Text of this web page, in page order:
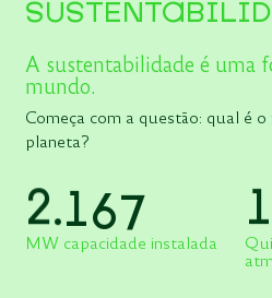
A sustentabilidade é uma
mundo.
Começa com a questão: qual é
planeta?
2.167
MW capacidade instalada
1